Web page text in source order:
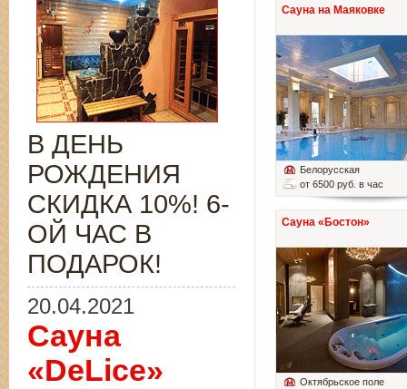
Сауна на Маяковке
Белорусская
от 6500 руб. в час
Сауна «Бостон»
Октябрьское поле
В ДЕНЬ
РОЖДЕНИЯ
СКИДКА 10%! 6-
ОЙ ЧАС В
ПОДАРОК!
20.04.2021
Сауна
«DeLice»